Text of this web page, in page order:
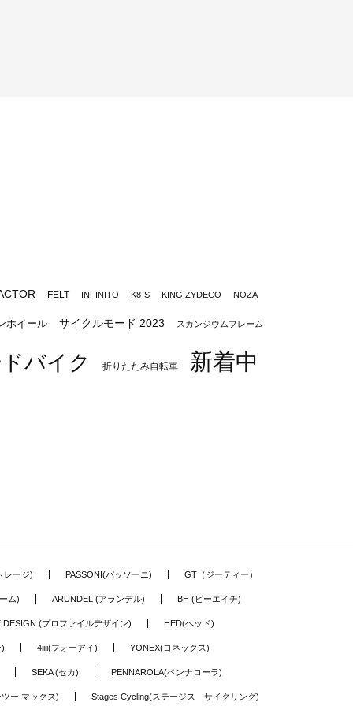
FELT INFINITO K8-S KING ZYDECO NOZA
ホイール サイクルモード 2023 スカンジウムフレーム
バイク 折りたたみ自転車 新着中
レージ) PASSONI(パッソーニ) GT（ジーティー）
ム) ARUNDEL (アランデル) BH (ビーエイチ)
DESIGN (プロファイルデザイン) HED(ヘッド)
4iiii(フォーアイ) YONEX(ヨネックス)
SEKA (セカ) PENNAROLA(ペンナローラ)
ー マックス) Stages Cycling(ステージス サイクリング)